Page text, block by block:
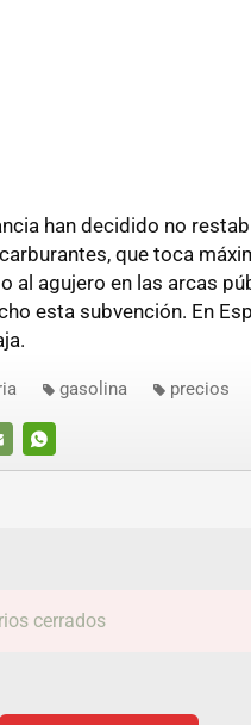
han decidido no
que toca
al agujero en las arcas
esta subvención. En
WHATSAPP
gasolina precios
cerrados